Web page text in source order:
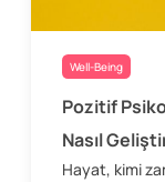
Well-Being
Pozitif
Nasıl
Hayat, kimi